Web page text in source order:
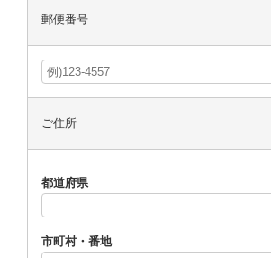
郵便番号
ご住所
都道府県
市町村・番地